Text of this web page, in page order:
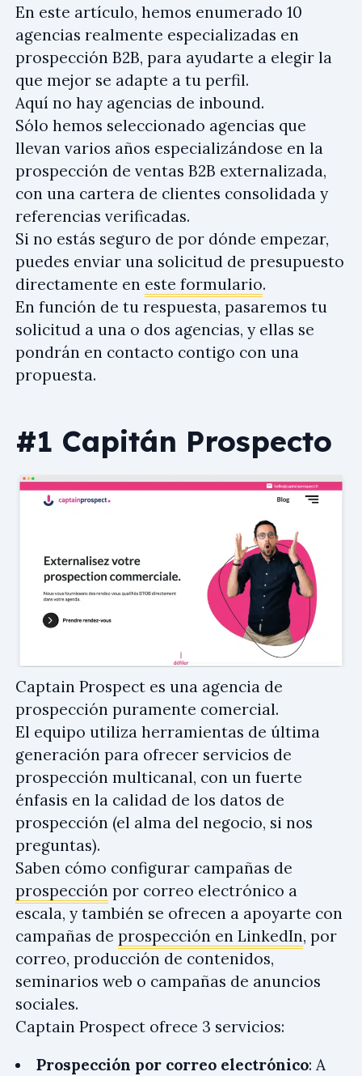
En este artículo, hemos enumerado 10
agencias realmente especializadas en
prospección B2B, para ayudarte a elegir la
que mejor se adapte a tu perfil.
Aquí no hay agencias de inbound.
Sólo hemos seleccionado agencias que
llevan varios años especializándose en la
prospección de ventas B2B externalizada,
con una cartera de clientes consolidada y
referencias verificadas.
Si no estás seguro de por dónde empezar,
puedes enviar una solicitud de presupuesto
directamente en este formulario.
En función de tu respuesta, pasaremos tu
solicitud a una o dos agencias, y ellas se
pondrán en contacto contigo con una
propuesta.
#1 Capitán Prospecto
Captain Prospect es una agencia de
prospección puramente comercial.
El equipo utiliza herramientas de última
generación para ofrecer servicios de
prospección multicanal, con un fuerte
énfasis en la calidad de los datos de
prospección (el alma del negocio, si nos
preguntas).
Saben cómo configurar campañas de
prospección por correo electrónico a
escala, y también se ofrecen a apoyarte con
campañas de prospección en LinkedIn, por
correo, producción de contenidos,
seminarios web o campañas de anuncios
sociales.
Captain Prospect ofrece 3 servicios:
Prospección por correo electrónico: A